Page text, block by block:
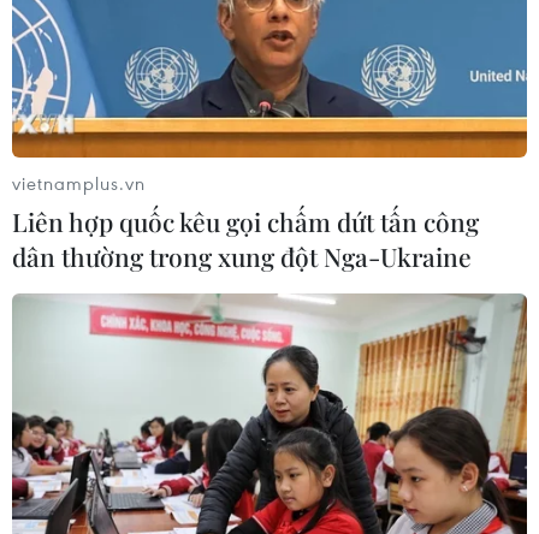
TIN CÙNG CHUYÊN MỤC
Liên hợp quốc kêu gọi chấm dứt tấn
công dân thường trong xung đột
Chính sách nhà ở của nước Anh -
Góc tham chiếu cho Việt Nam
vietnamplus.vn
Liên hợp quốc kêu gọi chấm dứt tấn công
dân thường trong xung đột Nga-Ukraine